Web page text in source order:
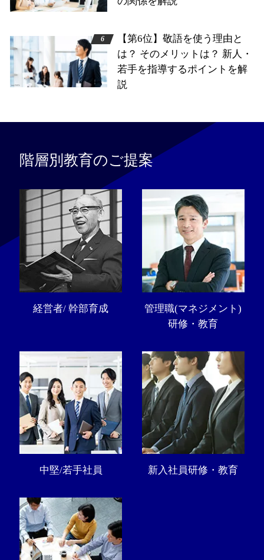
【第6位】敬語を使う理由と
は？ そのメリットは？ 新人・
若手を指導するポイントを解
説
階層別教育のご提案
経営者/ 幹部育成
管理職(マネジメント)
研修・教育
中堅/若手社員 新入社員研修・教育